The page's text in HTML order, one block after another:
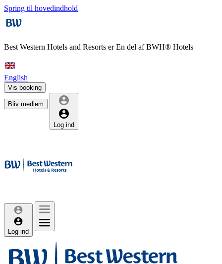
Spring til hovedindhold
Best Western Hotels and Resorts erEn del af BWH® Hotels
English
Vis booking
Bliv medlem
Log ind
Log ind